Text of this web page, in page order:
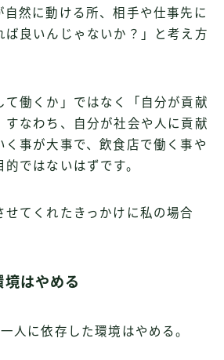
自然に動ける所、相手や仕事先に
ば良いんじゃないか？」と考え方
て働くか」ではなく「自分が貢献
すなわち、自分が社会や人に貢献
く事が大事で、飲食店で働く事や
ではないはずです。
せてくれたきっかけに私の場合
はやめる
人に依存した環境はやめる。